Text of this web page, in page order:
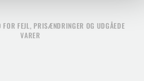
FOR FEJL, PRISÆNDRINGER OG UDGÅEDE
VARER